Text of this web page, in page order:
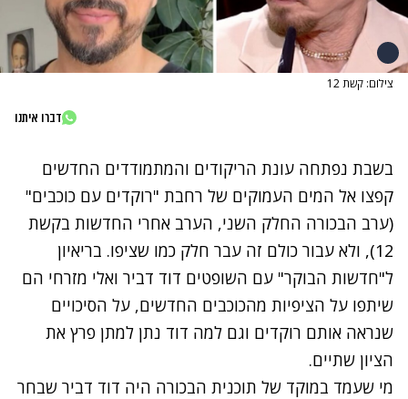
צילום: קשת 12
דברו איתנו
בשבת נפתחה עונת הריקודים והמתמודדים החדשים
קפצו אל המים העמוקים של רחבת "רוקדים עם כוכבים"
(ערב הבכורה החלק השני, הערב אחרי החדשות בקשת
12), ולא עבור כולם זה עבר חלק כמו שציפו. בריאיון
ל"חדשות הבוקר" עם השופטים דוד דביר ואלי מזרחי הם
שיתפו על הציפיות מהכוכבים החדשים, על הסיכויים
שנראה אותם רוקדים וגם למה דוד נתן למתן פרץ את
הציון שתיים.
מי שעמד במוקד של תוכנית הבכורה היה דוד דביר שבחר